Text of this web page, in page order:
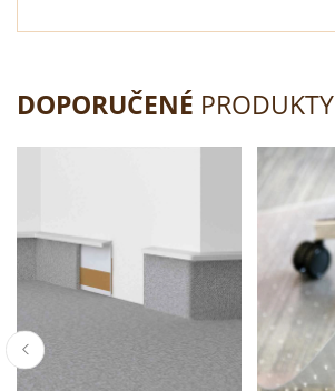
DOPORUČENÉ PRODUKTY